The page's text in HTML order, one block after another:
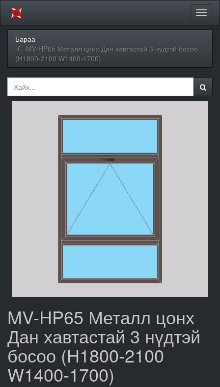
Бараа
MV-HP65 Металл цонх Дан хавтастай 3 нүдтэй босоо
(H1800-2100 W1400-1700)
MV-HP65 Металл цонх
Дан хавтастай 3 нүдтэй
босоо (H1800-2100
W1400-1700)